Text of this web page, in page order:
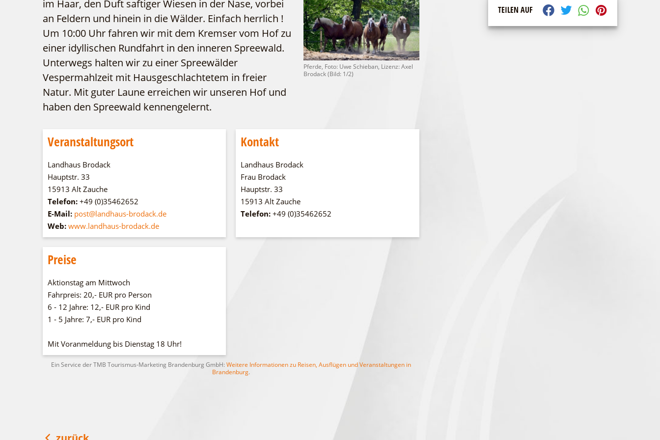
Fahrgastschiff
WFG
Pferde, Foto: Uwe Schieban, Lizenz: Axel
Brodack (Bild: 1/2)
im Haar, den Duft saftiger Wiesen in der Nase, vorbei
an Feldern und hinein in die Wälder. Einfach herrlich !
Um 10:00 Uhr fahren wir mit dem Kremser vom Hof zu
einer idyllischen Rundfahrt in den inneren Spreewald.
Unterwegs halten wir zu einer Spreewälder
Vespermahlzeit mit Hausgeschlachtetem in freier
Natur. Mit guter Laune erreichen wir unseren Hof und
haben den Spreewald kennengelernt.
Veranstaltungsort
Landhaus Brodack
Hauptstr. 33
15913 Alt Zauche
Telefon: +49 (0)35462652
E-Mail: post@landhaus-brodack.de
Web: www.landhaus-brodack.de
Kontakt
Landhaus Brodack
Frau Brodack
Hauptstr. 33
15913 Alt Zauche
Telefon: +49 (0)35462652
Preise
Aktionstag am Mittwoch
Fahrpreis: 20,- EUR pro Person
6 - 12 Jahre: 12,- EUR pro Kind
1 - 5 Jahre: 7,- EUR pro Kind
Mit Voranmeldung bis Dienstag 18 Uhr!
Ein Service der TMB Tourismus-Marketing Brandenburg GmbH: Weitere Informationen zu Reisen, Ausflügen und Veranstaltungen in
Brandenburg.
TEILEN AUF